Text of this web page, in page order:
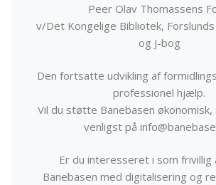
Peer Olav Thomassens
v/Det Kongelige Bibliotek, Forslunds
og J-bog
Den fortsatte udvikling af
professionel hjælp.
Vil du støtte Banebasen
venligst på
Er du interesseret i som
Banebasen med digitalisering og